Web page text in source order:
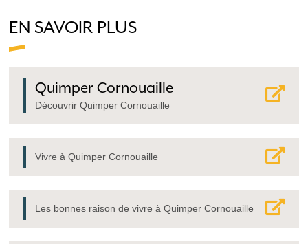
EN SAVOIR PLUS
Quimper Cornouaille
Découvrir Quimper Cornouaille
Vivre à Quimper Cornouaille
Les bonnes raison de vivre à Quimper Cornouaille